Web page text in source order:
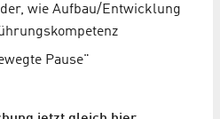
wie Aufbau/Entwicklung
Pause"